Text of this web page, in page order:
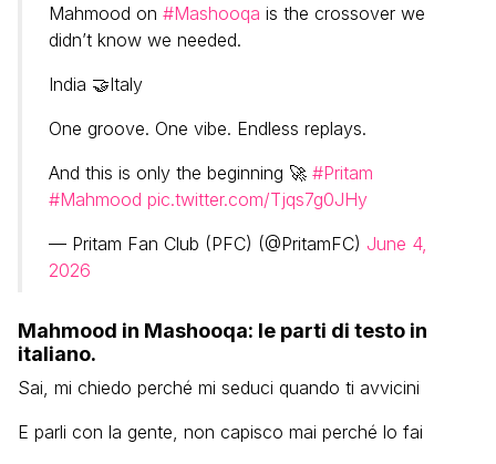
Mahmood on #Mashooqa is the crossover we
didn’t know we needed.
India 🤝Italy
One groove. One vibe. Endless replays.
And this is only the beginning 🚀 #Pritam
#Mahmood pic.twitter.com/Tjqs7g0JHy
— Pritam Fan Club (PFC) (@PritamFC) June 4,
2026
Mahmood in Mashooqa: le parti di testo in
italiano.
Sai, mi chiedo perché mi seduci quando ti avvicini
E parli con la gente, non capisco mai perché lo fai